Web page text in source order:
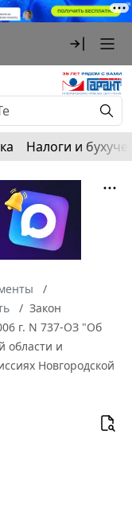
Налоги и
Закон
г. N 737-ОЗ "Об
области и
Новгородской